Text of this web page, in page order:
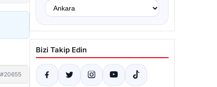
#20655
Bizi Takip Edin